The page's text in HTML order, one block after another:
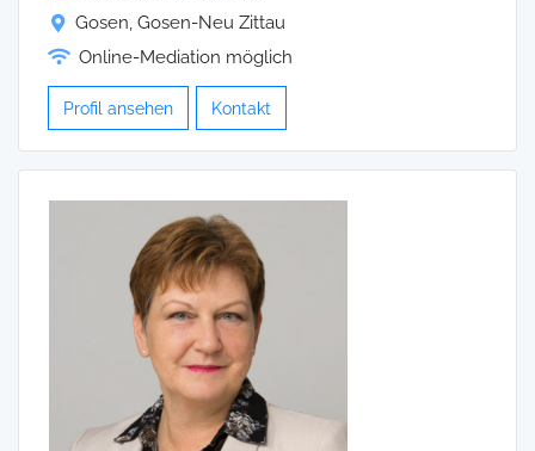
Gosen, Gosen-Neu Zittau
Online-Mediation möglich
Profil ansehen Kontakt